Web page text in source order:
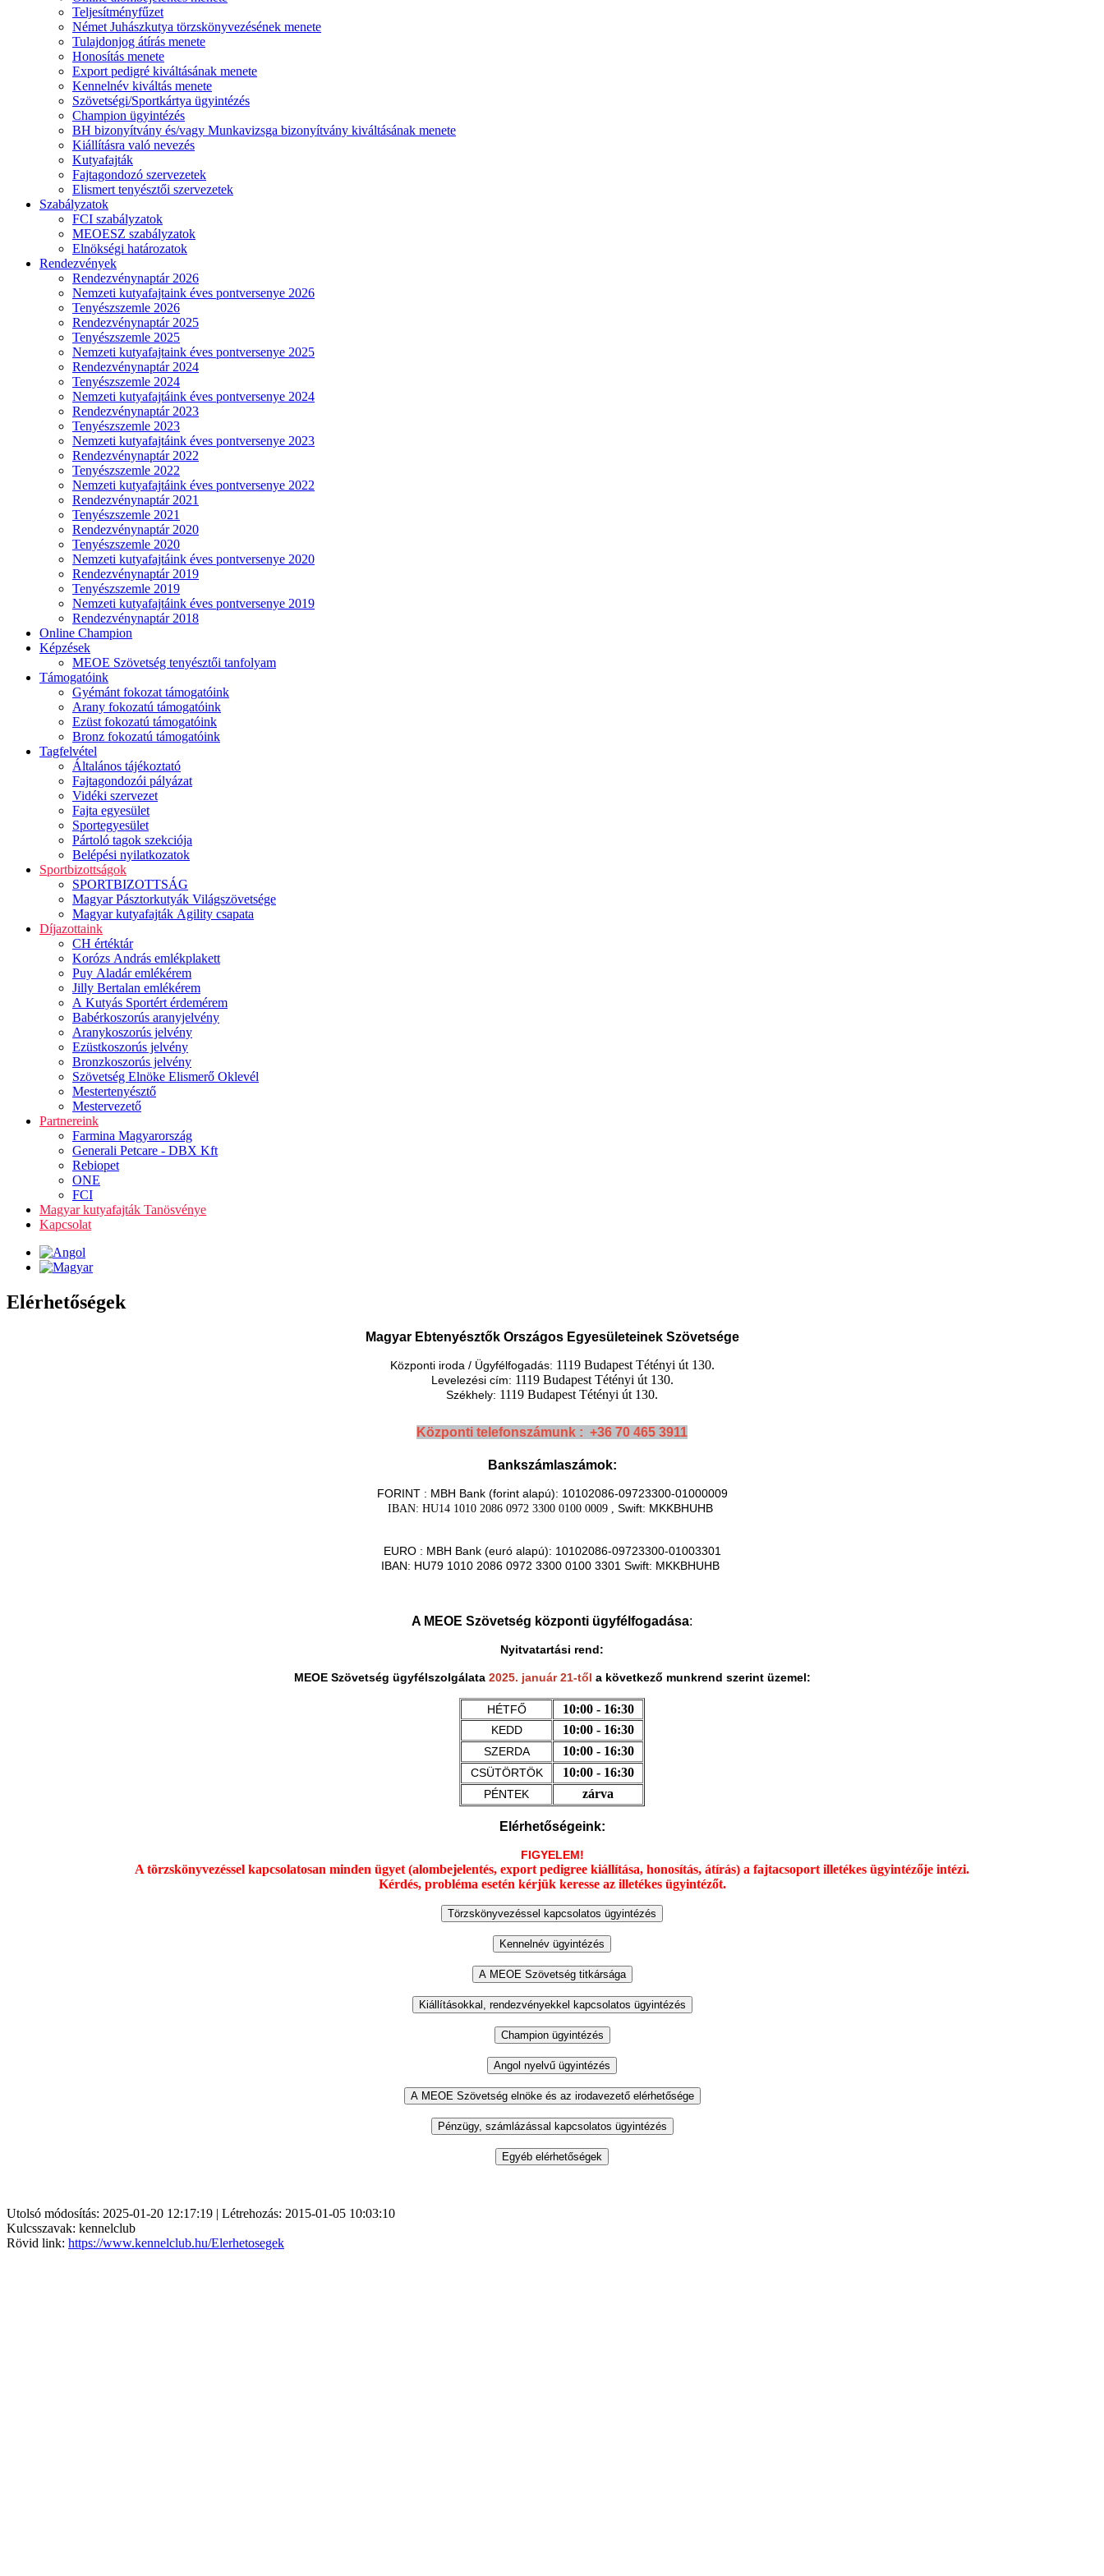
Teljesítményfűzet
Német Juhászkutya törzskönyvezésének menete
Tulajdonjog átírás menete
Honosítás menete
Export pedigré kiváltásának menete
Kennelnév kiváltás menete
Szövetségi/Sportkártya ügyintézés
Champion ügyintézés
BH bizonyítvány és/vagy Munkavizsga bizonyítvány kiváltásának menete
Kiállításra való nevezés
Kutyafajták
Fajtagondozó szervezetek
Elismert tenyésztői szervezetek
Szabályzatok
FCI szabályzatok
MEOESZ szabályzatok
Elnökségi határozatok
Rendezvények
Rendezvénynaptár 2026
Nemzeti kutyafajtaink éves pontversenye 2026
Tenyészszemle 2026
Rendezvénynaptár 2025
Tenyészszemle 2025
Nemzeti kutyafajtaink éves pontversenye 2025
Rendezvénynaptár 2024
Tenyészszemle 2024
Nemzeti kutyafajtáink éves pontversenye 2024
Rendezvénynaptár 2023
Tenyészszemle 2023
Nemzeti kutyafajtáink éves pontversenye 2023
Rendezvénynaptár 2022
Tenyészszemle 2022
Nemzeti kutyafajtáink éves pontversenye 2022
Rendezvénynaptár 2021
Tenyészszemle 2021
Rendezvénynaptár 2020
Tenyészszemle 2020
Nemzeti kutyafajtáink éves pontversenye 2020
Rendezvénynaptár 2019
Tenyészszemle 2019
Nemzeti kutyafajtáink éves pontversenye 2019
Rendezvénynaptár 2018
Online Champion
Képzések
MEOE Szövetség tenyésztői tanfolyam
Támogatóink
Gyémánt fokozat támogatóink
Arany fokozatú támogatóink
Ezüst fokozatú támogatóink
Bronz fokozatú támogatóink
Tagfelvétel
Általános tájékoztató
Fajtagondozói pályázat
Vidéki szervezet
Fajta egyesület
Sportegyesület
Pártoló tagok szekciója
Belépési nyilatkozatok
Sportbizottságok
SPORTBIZOTTSÁG
Magyar Pásztorkutyák Világszövetsége
Magyar kutyafajták Agility csapata
Díjazottaink
CH értéktár
Korózs András emlékplakett
Puy Aladár emlékérem
Jilly Bertalan emlékérem
A Kutyás Sportért érdemérem
Babérkoszorús aranyjelvény
Aranykoszorús jelvény
Ezüstkoszorús jelvény
Bronzkoszorús jelvény
Szövetség Elnöke Elismerő Oklevél
Mestertenyésztő
Mestervezető
Partnereink
Farmina Magyarország
Generali Petcare - DBX Kft
Rebiopet
ONE
FCI
Magyar kutyafajták Tanösvénye
Kapcsolat
Elérhetőségek
Magyar Ebtenyésztők Országos Egyesületeinek Szövetsége
Központi iroda / Ügyfélfogadás: 1119 Budapest Tétényi út 130.
Levelezési cím: 1119 Budapest Tétényi út 130.
Székhely: 1119 Budapest Tétényi út 130.
Központi telefonszámunk : +36 70 465 3911
Bankszámlaszámok:
FORINT : MBH Bank (forint alapú): 10102086-09723300-01000009
IBAN: HU14 1010 2086 0972 3300 0100 0009 , Swift: MKKBHUHB
EURO : MBH Bank (euró alapú): 10102086-09723300-01003301
IBAN: HU79 1010 2086 0972 3300 0100 3301 Swift: MKKBHUHB
A MEOE Szövetség központi ügyfélfogadása:
Nyitvatartási rend:
MEOE Szövetség ügyfélszolgálata 2025. január 21-től a következő munkrend szerint üzemel:
HÉTFŐ 10:00 - 16:30
KEDD 10:00 - 16:30
SZERDA 10:00 - 16:30
CSÜTÖRTÖK 10:00 - 16:30
PÉNTEK zárva
Elérhetőségeink:
FIGYELEM!
A törzskönyvezéssel kapcsolatosan minden ügyet (alombejelentés, export pedigree kiállítása, honosítás, átírás) a fajtacsoport illetékes ügyintézője intézi.
Kérdés, probléma esetén kérjük keresse az illetékes ügyintézőt.
Utolsó módosítás: 2025-01-20 12:17:19 | Létrehozás: 2015-01-05 10:03:10
Kulcsszavak: kennelclub
Rövid link: https://www.kennelclub.hu/Elerhetosegek